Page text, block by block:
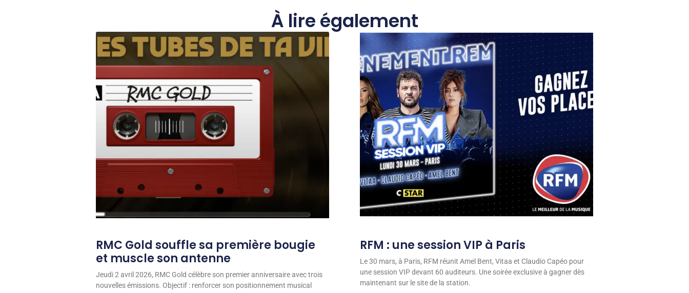
À lire également
RMC Gold souffle sa première bougie
et muscle son antenne
Jeudi 2 avril 2026, RMC Gold célèbre son premier anniversaire avec trois
nouvelles émissions. Objectif : renforcer son positionnement musical
RFM : une session VIP à Paris
Le 30 mars, à Paris, RFM réunit Amel Bent, Vitaa et Claudio Capéo pour
une session VIP devant 60 auditeurs. Une soirée exclusive à gagner dès
maintenant sur le site de la station.